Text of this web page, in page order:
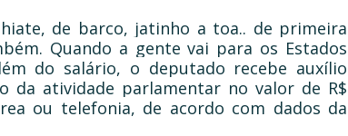
de barco, jatinho a toa.. de primeira
Quando a gente vai para os Estados
do salário, o deputado recebe auxílio
da atividade parlamentar no valor de R$
ou telefonia, de acordo com dados da